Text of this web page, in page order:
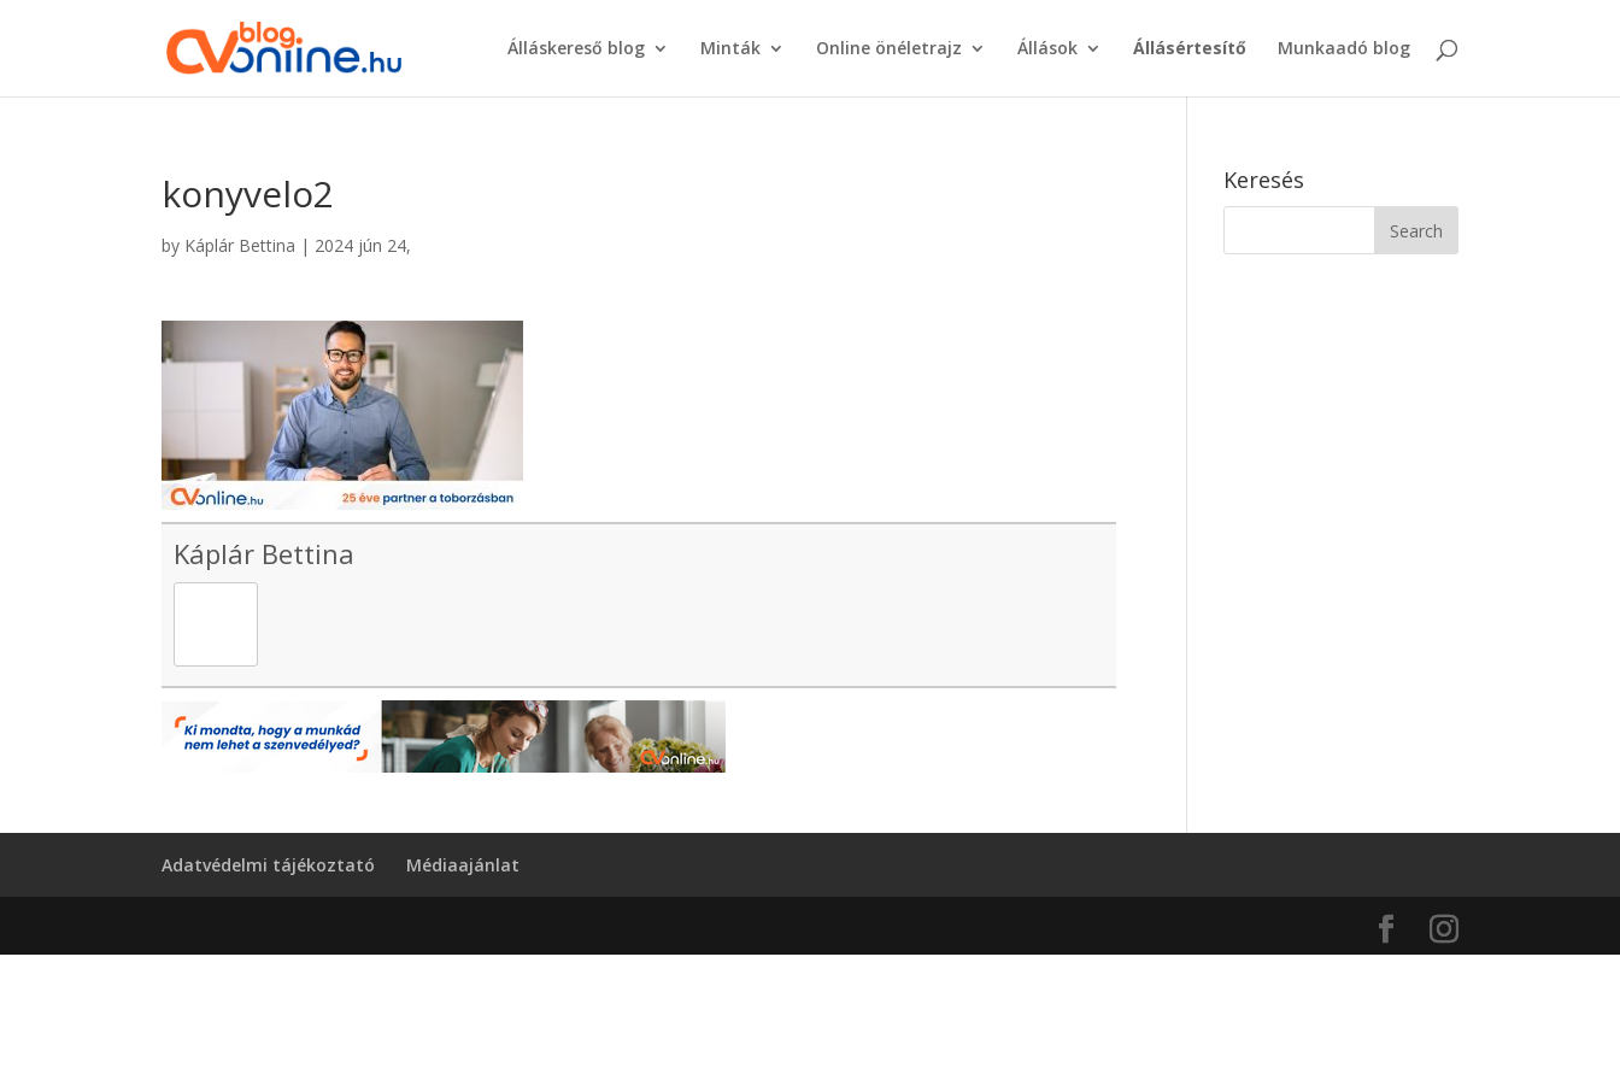
Álláskereső blog Minták Online önéletrajz Állások Állásértesítő Munkaadó blog
konyvelo2
by Káplár Bettina | 2024 jún 24,
Káplár Bettina
Keresés
Adatvédelmi tájékoztató Médiaajánlat